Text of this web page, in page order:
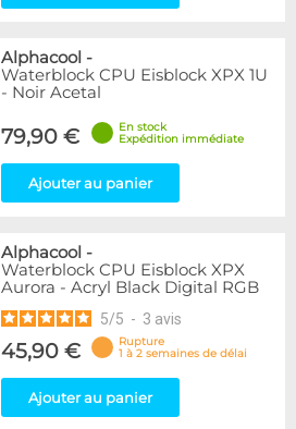
Alphacool -
Waterblock CPU Eisblock XPX 1U
- Noir Acetal
79,90 €
En stock
Expédition immédiate
Ajouter au panier
Alphacool -
Waterblock CPU Eisblock XPX
Aurora - Acryl Black Digital RGB
5/5 - 3 avis
45,90 €
Rupture
1 à 2 semaines de délai
Ajouter au panier